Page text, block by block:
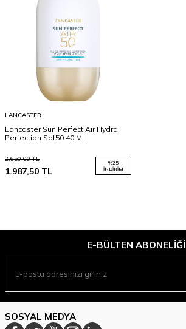
LANCASTER
Lancaster Sun Perfect Air Hydra
Perfection Spf50 40 Ml
2.650,00TL
1.987,50 TL
%25
İNDIRIM
E-BÜLTEN ABONELIĞI
SOSYAL MEDYA